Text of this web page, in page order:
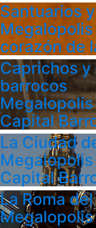
Santuarios
Megalopolis
corazón de
Caprichos
barrocos
Megalopolis
Capital
La Ciudad
Megalopolis
Capital
La Roma
Megalopolis